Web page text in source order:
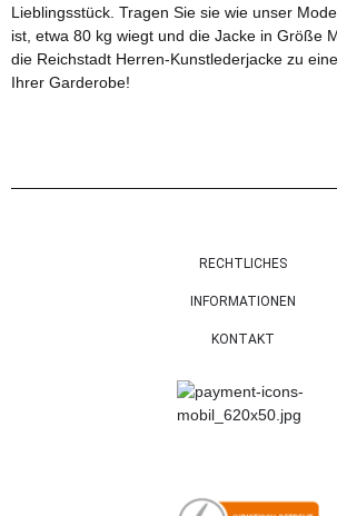
Lieblingsstück. Tragen Sie sie wie unser
ist, etwa 80 kg wiegt und die Jacke in Größe
die Reichstadt Herren-Kunstlederjacke zu
Ihrer Garderobe!
RECHTLICHES
INFORMATIONEN
KONTAKT